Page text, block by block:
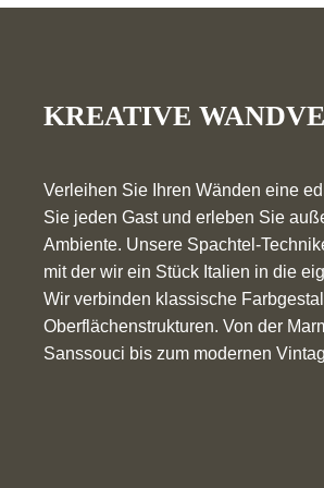
KREATIVE
Verleihen Sie Ihren Wänden eine
Sie jeden Gast und erleben Sie
Ambiente. Unsere Spachtel-
mit der wir ein Stück Italien in die
Wir verbinden klassische
Oberflächenstrukturen. Von der
Sanssouci bis zum modernen